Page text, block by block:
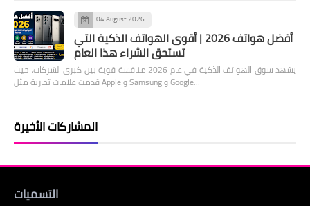
04 August 2026
أفضل هواتف 2026 | أقوى الهواتف الذكية التي
تستحق الشراء هذا العام
يشهد سوق الهواتف الذكية في عام 2026 منافسة قوية بين كبرى الشركات، حيث
قدمت علامات تجارية مثل Apple و Samsung و Google…
المشاركات الأخيرة
التسميات